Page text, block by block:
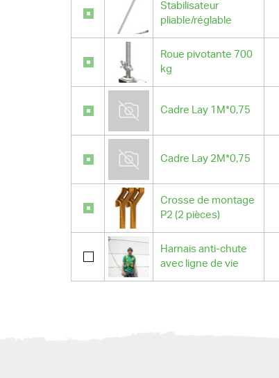
Stabilisateur
pliable/réglable
Roue pivotante 700
kg
Cadre Lay 1M*0,75
Cadre Lay 2M*0,75
Crosse de montage
P2 (2 pièces)
Harnais anti-chute
avec ligne de vie